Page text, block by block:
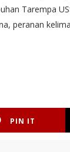
Tarempa
peranan
PIN IT